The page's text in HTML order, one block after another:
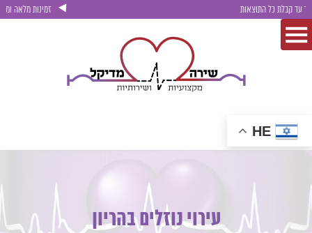
כל התוצאות זמינות מלאה ומענה אנושי
HE
עירוי נוזלים בהריון